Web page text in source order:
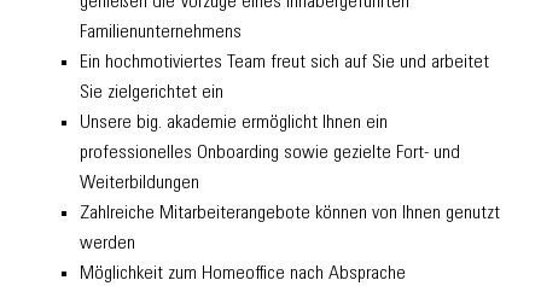
Familienunternehmens
Ein hochmotiviertes Team freut sich auf Sie und arbeitet
Sie zielgerichtet ein
Unsere big. akademie ermöglicht Ihnen ein
professionelles Onboarding sowie gezielte Fort- und
Weiterbildungen
Zahlreiche Mitarbeiterangebote können von Ihnen genutzt
werden
Möglichkeit zum Homeoffice nach Absprache